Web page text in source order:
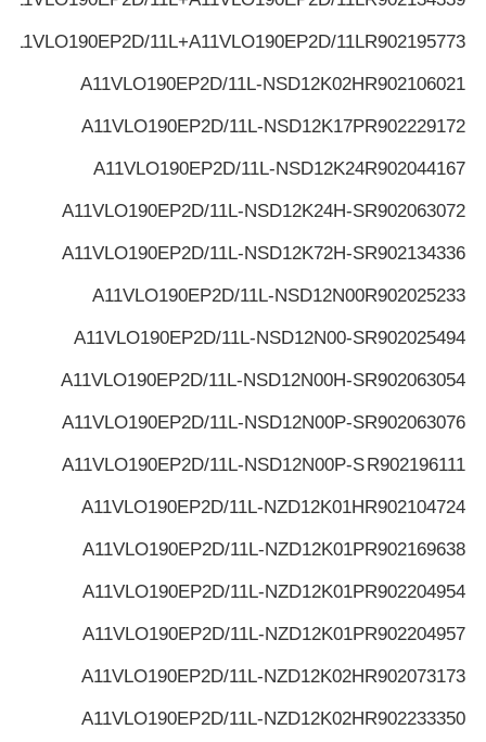
R902195773
A11VLO190EP2D/11L+A11VLO190EP2D/11L
R902106021
A11VLO190EP2D/11L-NSD12K02H
R902229172
A11VLO190EP2D/11L-NSD12K17P
R902044167
A11VLO190EP2D/11L-NSD12K24
R902063072
A11VLO190EP2D/11L-NSD12K24H-S
R902134336
A11VLO190EP2D/11L-NSD12K72H-S
R902025233
A11VLO190EP2D/11L-NSD12N00
R902025494
A11VLO190EP2D/11L-NSD12N00-S
R902063054
A11VLO190EP2D/11L-NSD12N00H-S
R902063076
A11VLO190EP2D/11L-NSD12N00P-S
R902196111
A11VLO190EP2D/11L-NSD12N00P-S
R902104724
A11VLO190EP2D/11L-NZD12K01H
R902169638
A11VLO190EP2D/11L-NZD12K01P
R902204954
A11VLO190EP2D/11L-NZD12K01P
R902204957
A11VLO190EP2D/11L-NZD12K01P
R902073173
A11VLO190EP2D/11L-NZD12K02H
R902233350
A11VLO190EP2D/11L-NZD12K02H